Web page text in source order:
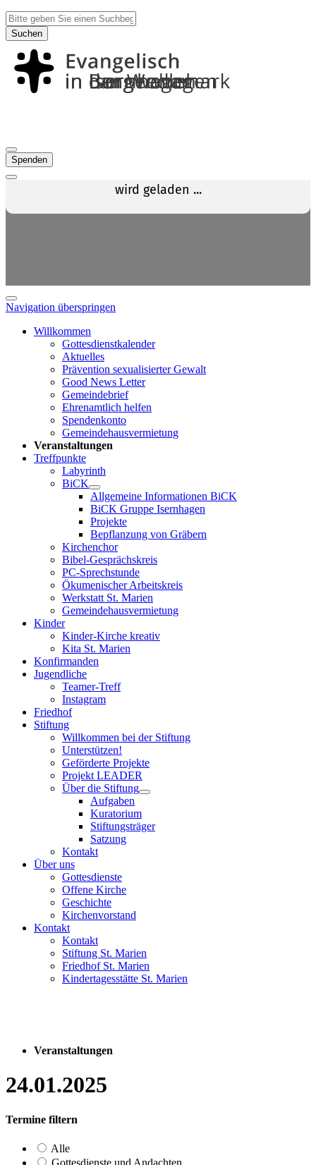
Suchen
Spenden
Navigation überspringen
Willkommen
Gottesdienstkalender
Aktuelles
Prävention sexualisierter Gewalt
Good News Letter
Gemeindebrief
Ehrenamtlich helfen
Spendenkonto
Gemeindehausvermietung
Veranstaltungen
Treffpunkte
Labyrinth
BiCK
Allgemeine Informationen BiCK
BiCK Gruppe Isernhagen
Projekte
Bepflanzung von Gräbern
Kirchenchor
Bibel-Gesprächskreis
PC-Sprechstunde
Ökumenischer Arbeitskreis
Werkstatt St. Marien
Gemeindehausvermietung
Kinder
Kinder-Kirche kreativ
Kita St. Marien
Konfirmanden
Jugendliche
Teamer-Treff
Instagram
Friedhof
Stiftung
Willkommen bei der Stiftung
Unterstützen!
Geförderte Projekte
Projekt LEADER
Über die Stiftung
Aufgaben
Kuratorium
Stiftungsträger
Satzung
Kontakt
Über uns
Gottesdienste
Offene Kirche
Geschichte
Kirchenvorstand
Kontakt
Kontakt
Stiftung St. Marien
Friedhof St. Marien
Kindertagesstätte St. Marien
Veranstaltungen
24.01.2025
Termine filtern
Alle